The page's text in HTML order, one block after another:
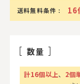
送料無料条件 : 16
数量
計16個以上、 2個